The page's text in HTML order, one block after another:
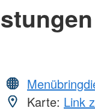
Karte: Link